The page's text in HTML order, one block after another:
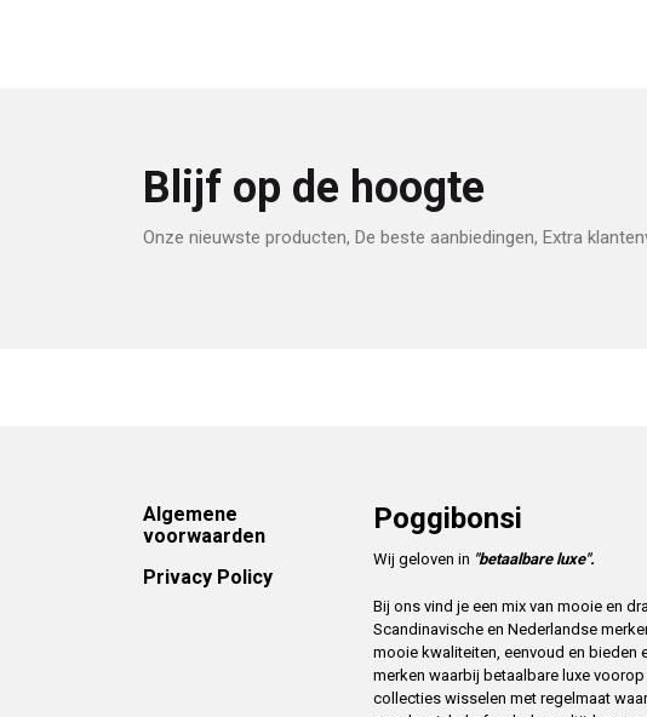
Blijf op de hoogte
Onze nieuwste producten, De beste aanbiedingen, Extra
Footer
Algemene
voorwaarden
Privacy Policy
Poggibonsi
Wij geloven in "betaalbare luxe".
Bij ons vind je een mix van mooie en
Scandinavische en Nederlandse
mooie kwaliteiten, eenvoud en bieden
merken waarbij betaalbare luxe
collecties wisselen met regelmaat